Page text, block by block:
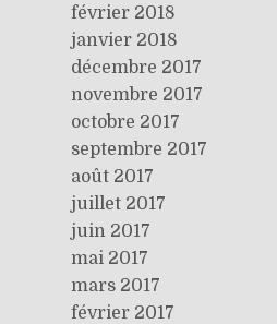
février 2018
janvier 2018
décembre 2017
novembre 2017
octobre 2017
septembre 2017
août 2017
juillet 2017
juin 2017
mai 2017
mars 2017
février 2017